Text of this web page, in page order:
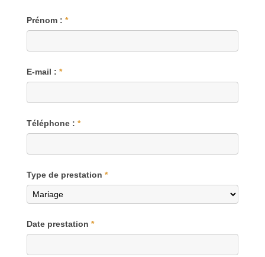
Prénom : *
E-mail : *
Téléphone : *
Type de prestation *
Date prestation *